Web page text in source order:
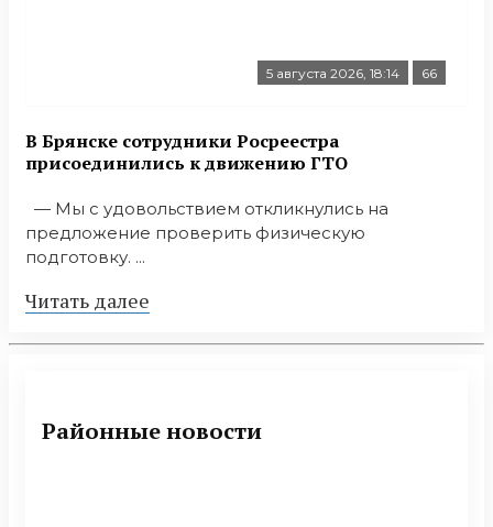
5 августа 2026, 18:14 66
В Брянске сотрудники Росреестра
присоединились к движению ГТО
— Мы с удовольствием откликнулись на
предложение проверить физическую
подготовку. ...
Читать далее
Районные новости